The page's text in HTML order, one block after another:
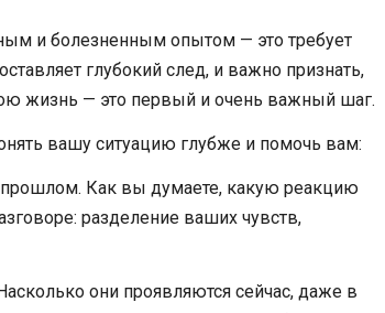
и болезненным опытом — это требует
глубокий след, и важно признать,
жизнь — это первый и очень важный шаг.
вашу ситуацию глубже и помочь вам:
прошлом. Как вы думаете, какую реакцию
разделение ваших чувств,
они проявляются сейчас, даже в